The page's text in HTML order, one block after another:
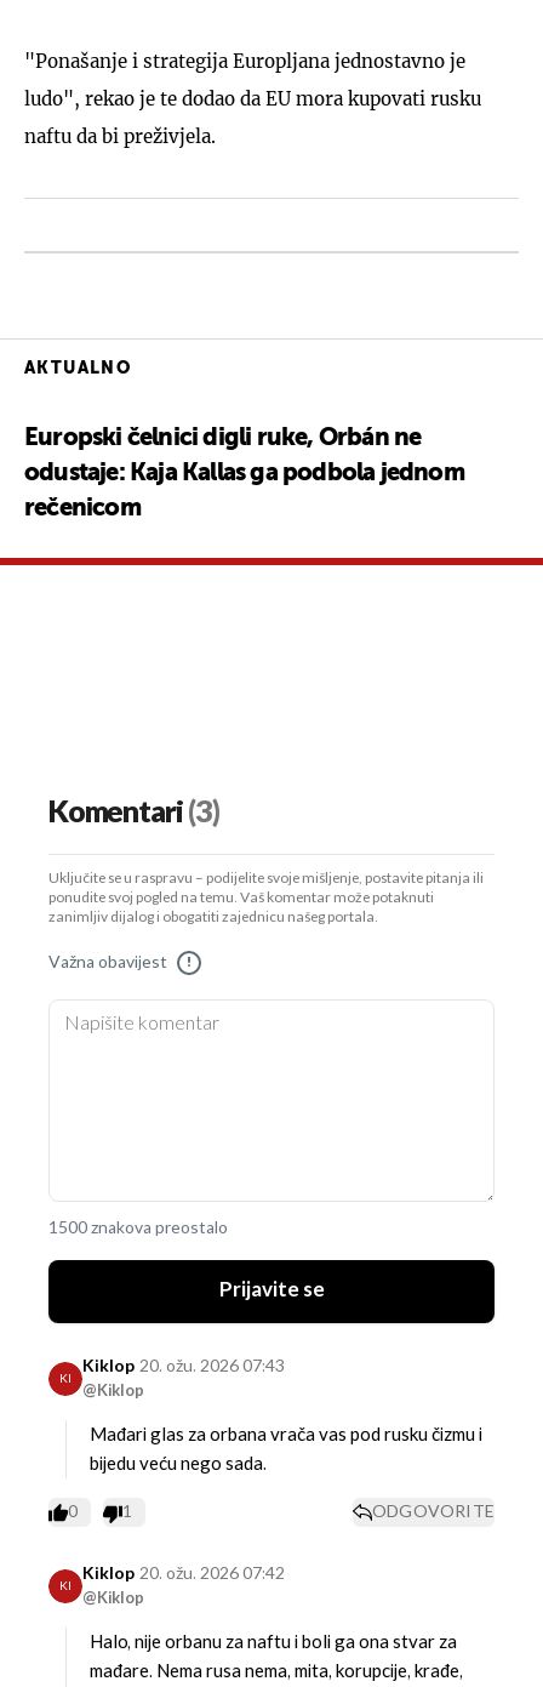
"Ponašanje i strategija Europljana jednostavno je
ludo", rekao je te dodao da EU mora kupovati rusku
naftu da bi preživjela.
AKTUALNO
Europski čelnici digli ruke, Orbán ne
odustaje: Kaja Kallas ga podbola jednom
rečenicom
Komentari(3)
Uključite se u raspravu – podijelite svoje mišljenje, postavite pitanja ili
ponudite svoj pogled na temu. Vaš komentar može potaknuti
zanimljiv dijalog i obogatiti zajednicu našeg portala.
Važna obavijest !
1500 znakova preostalo
Prijavite se
KI
Kiklop
@Kiklop
20. ožu. 2026 07:43
Mađari glas za orbana vrača vas pod rusku čizmu i
bijedu veću nego sada.
0 1 ODGOVORITE
KI
Kiklop
@Kiklop
20. ožu. 2026 07:42
Halo, nije orbanu za naftu i boli ga ona stvar za
mađare. Nema rusa nema, mita, korupcije, krađe,